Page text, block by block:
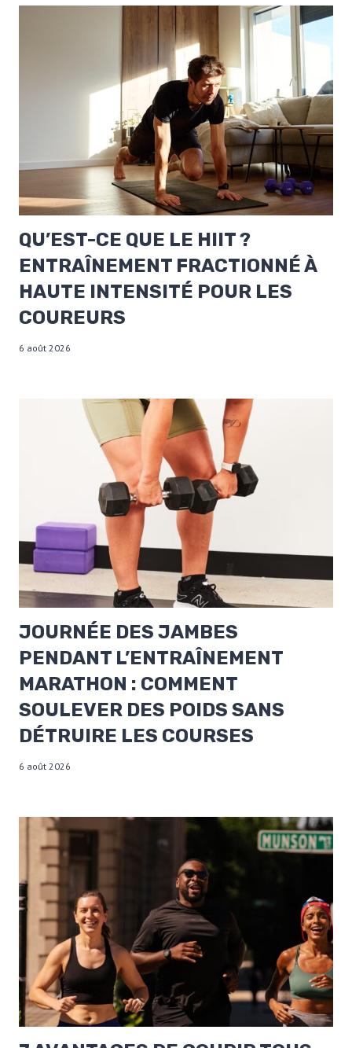
QU’EST-CE QUE LE HIIT ?
ENTRAÎNEMENT FRACTIONNÉ À
HAUTE INTENSITÉ POUR LES
COUREURS
6 août 2026
JOURNÉE DES JAMBES
PENDANT L’ENTRAÎNEMENT
MARATHON : COMMENT
SOULEVER DES POIDS SANS
DÉTRUIRE LES COURSES
6 août 2026